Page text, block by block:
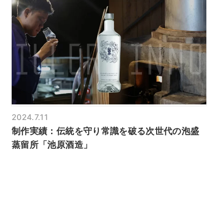
2024.7.11
制作実績：伝統を守り常識を破る次世代の泡盛
蒸留所「池原酒造」